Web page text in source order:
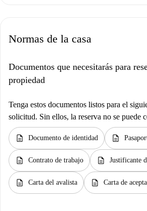
Normas de la casa
Documentos que necesitarás para
propiedad
Tenga estos documentos listos para el
solicitud. Sin ellos, la reserva no se puede
description Documento de identidad description
description Contrato de trabajo description Justificante
description Carta del avalista description Carta de